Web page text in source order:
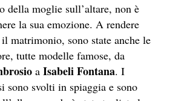
della moglie sull’altare, non è
la sua emozione. A rendere
matrimonio, sono state anche le
tutte modelle famose, da
a Isabeli Fontana. I
sono svolti in spiaggia e sono